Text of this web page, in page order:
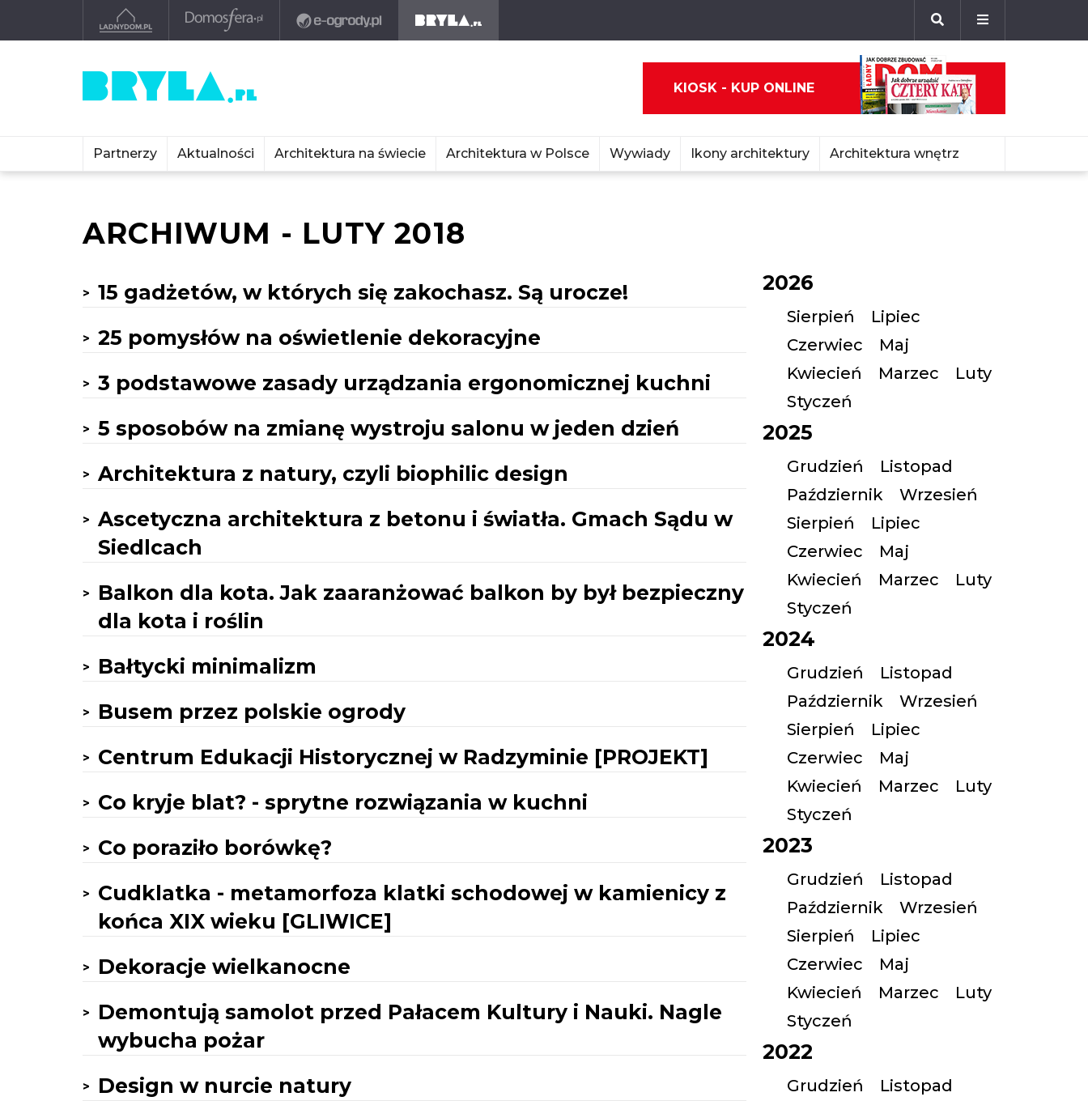
KIOSK - KUP ONLINE
Partnerzy Aktualności Architektura na świecie Architektura w Polsce Wywiady Ikony architektury Architektura wnętrz
ARCHIWUM - LUTY 2018
15 gadżetów, w których się zakochasz. Są urocze!
25 pomysłów na oświetlenie dekoracyjne
3 podstawowe zasady urządzania ergonomicznej kuchni
5 sposobów na zmianę wystroju salonu w jeden dzień
Architektura z natury, czyli biophilic design
Ascetyczna architektura z betonu i światła. Gmach Sądu w
Siedlcach
Balkon dla kota. Jak zaaranżować balkon by był bezpieczny
dla kota i roślin
Bałtycki minimalizm
Busem przez polskie ogrody
Centrum Edukacji Historycznej w Radzyminie [PROJEKT]
Co kryje blat? - sprytne rozwiązania w kuchni
Co poraziło borówkę?
Cudklatka - metamorfoza klatki schodowej w kamienicy z
końca XIX wieku [GLIWICE]
Dekoracje wielkanocne
Demontują samolot przed Pałacem Kultury i Nauki. Nagle
wybucha pożar
Design w nurcie natury
2026
Sierpień
Lipiec
Czerwiec
Maj
Kwiecień
Marzec
Luty
Styczeń
2025
Grudzień
Listopad
Październik
Wrzesień
Sierpień
Lipiec
Czerwiec
Maj
Kwiecień
Marzec
Luty
Styczeń
2024
Grudzień
Listopad
Październik
Wrzesień
Sierpień
Lipiec
Czerwiec
Maj
Kwiecień
Marzec
Luty
Styczeń
2023
Grudzień
Listopad
Październik
Wrzesień
Sierpień
Lipiec
Czerwiec
Maj
Kwiecień
Marzec
Luty
Styczeń
2022
Grudzień
Listopad